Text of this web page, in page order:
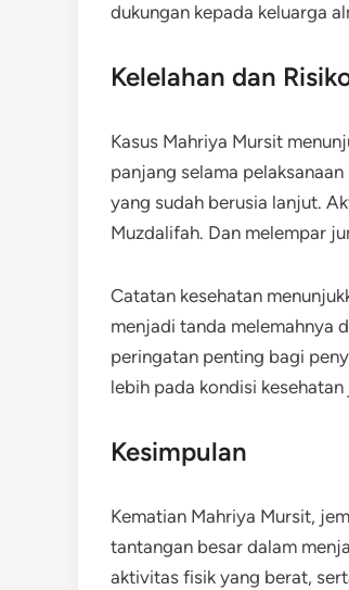
dukungan kepada keluarga
Kelelahan dan
Kasus Mahriya Mursit
panjang selama
yang sudah berusia lanjut.
Muzdalifah. Dan melempar
Catatan kesehatan
menjadi tanda melemahnya
peringatan penting bagi
lebih pada kondisi
Kesimpulan
Kematian Mahriya Mursit,
tantangan besar dalam
aktivitas fisik yang berat,